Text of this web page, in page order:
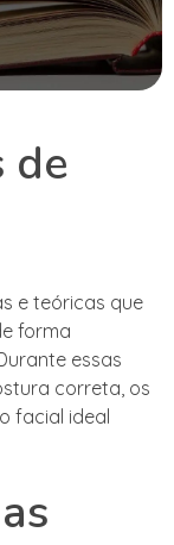
de
e teóricas que
forma
essas
correta, os
facial ideal